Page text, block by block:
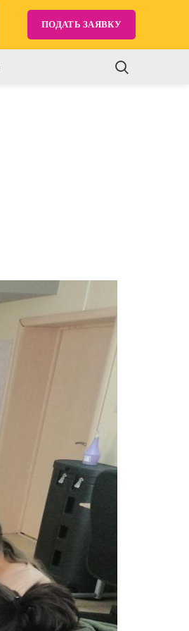
ПОДАТЬ ЗАЯВКУ